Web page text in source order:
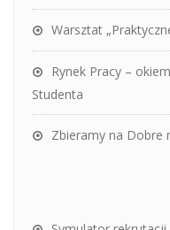
Warsztat
Rynek Pracy –
Studenta
Zbieramy na Dobre